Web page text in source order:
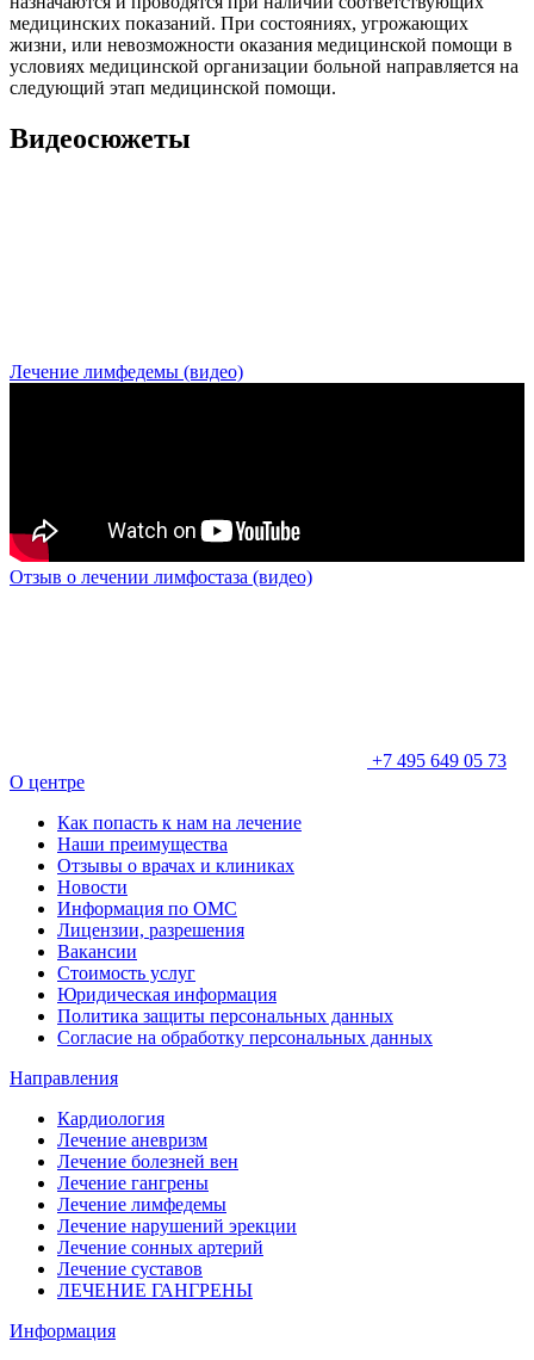
медицинских показаний. При состояниях, угрожающих
жизни, или невозможности оказания медицинской помощи в
условиях медицинской организации больной направляется на
следующий этап медицинской помощи.
Видеосюжеты
Лечение лимфедемы (видео)
Отзыв о лечении лимфостаза (видео)
+7 495 649 05 73
О центре
Как попасть к нам на лечение
Наши преимущества
Отзывы о врачах и клиниках
Новости
Информация по ОМС
Лицензии, разрешения
Вакансии
Стоимость услуг
Юридическая информация
Политика защиты персональных данных
Согласие на обработку персональных данных
Направления
Кардиология
Лечение аневризм
Лечение болезней вен
Лечение гангрены
Лечение лимфедемы
Лечение нарушений эрекции
Лечение сонных артерий
Лечение суставов
ЛЕЧЕНИЕ ГАНГРЕНЫ
Информация